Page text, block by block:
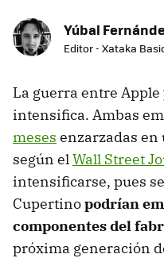
Yúbal
Editor - Xataka
La guerra entre Apple
intensifica. Ambas
meses enzarzadas en
según elWall Street
intensificarse, pues
Cupertinopodrían
componentes del
próxima generación